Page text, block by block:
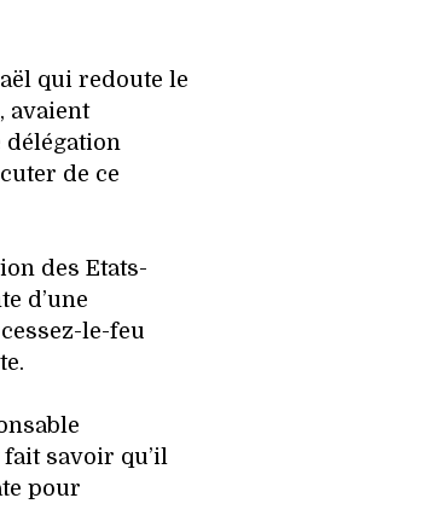
qui redoute le
avaient
délégation
de ce
des Etats-
d’une
le-feu
savoir qu’il
pour